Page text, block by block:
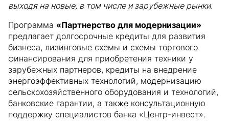
выходя на новые, в том числе и зарубежные рынки.
Программа «Партнерство для модернизации»
предлагает долгосрочные кредиты для развития
бизнеса, лизинговые схемы и схемы торгового
финансирования для приобретения техники у
зарубежных партнеров, кредиты на внедрение
энергоэффективных технологий, модернизацию
сельскохозяйственного оборудования и технологий,
банковские гарантии, а также консультационную
поддержку специалистов банка «Центр-инвест».